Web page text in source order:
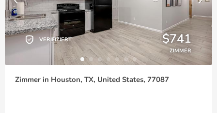
VERIFIZIERT $741
ZIMMER
Zimmer in Houston, TX, United States, 77087